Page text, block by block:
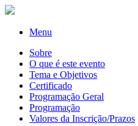
Menu
Sobre
O que é este evento
Tema e Objetivos
Certificado
Programação Geral
Programação
Valores da Inscrição/Prazos